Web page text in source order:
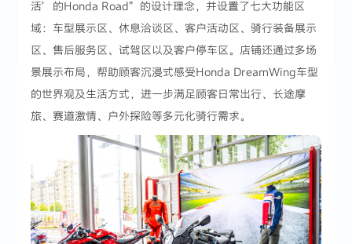
活’的Honda Road”的设计理念，并设置了七大功能区
域：车型展示区、休息洽谈区、客户活动区、骑行装备展示
区、售后服务区、试驾区以及客户停车区。店铺还通过多场
景展示布局，帮助顾客沉浸式感受Honda DreamWing车型
的世界观及生活方式，进一步满足顾客日常出行、长途摩
旅、赛道激情、户外探险等多元化骑行需求。